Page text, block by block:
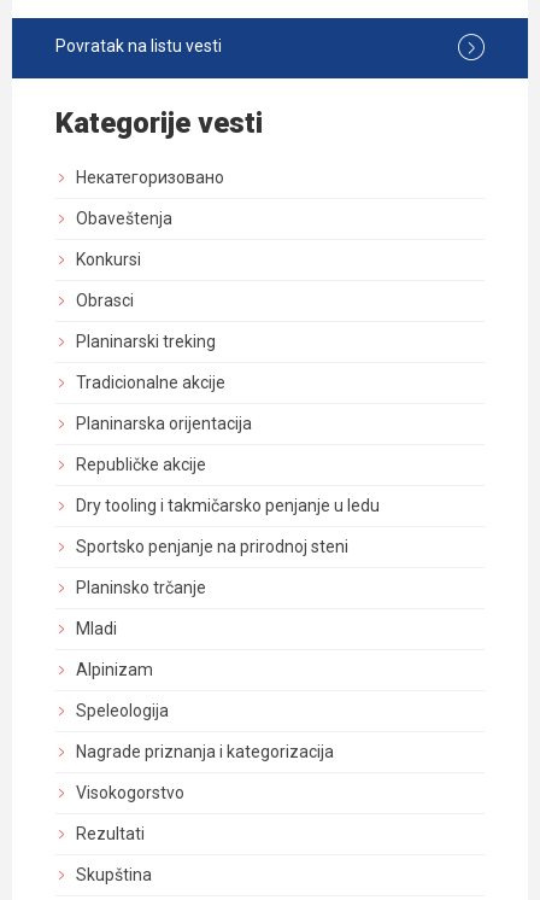
Povratak na listu vesti
Kategorije vesti
Некатегоризовано
Obaveštenja
Konkursi
Obrasci
Planinarski treking
Tradicionalne akcije
Planinarska orijentacija
Republičke akcije
Dry tooling i takmičarsko penjanje u ledu
Sportsko penjanje na prirodnoj steni
Planinsko trčanje
Mladi
Alpinizam
Speleologija
Nagrade priznanja i kategorizacija
Visokogorstvo
Rezultati
Skupština